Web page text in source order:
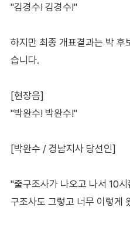
"김경수! 김경수!"
하지만 최종 개표결과는 박
습니다.
[현장음]
"박완수! 박완수!"
[박완수 / 경남지사 당선인]
"출구조사가 나오고 나서 10
구조사도 그렇고 너무 이렇게